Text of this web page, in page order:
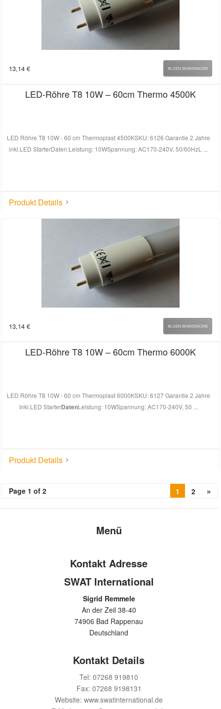
13,14 € IN DEN WARENKORB
LED-Röhre T8 10W – 60cm Thermo 4500K
LED Röhre T8 10W - 60 cm Thermoplast 4500KSKU: 6126 Garantie 2 Jahre
inkl.LED StarterDaten:Leistung: 10WSpannung: AC170-240V, 50/60HzL ...
Produkt Details
13,14 € IN DEN WARENKORB
LED-Röhre T8 10W – 60cm Thermo 6000K
LED Röhre T8 10W - 60 cm Thermoplast 6000KSKU: 6127 Garantie 2 Jahre
Inkl.LED StarterDatenLeistung: 10WSpannung: AC170-240V, 50 ...
Produkt Details
Page 1 of 2 1 2 »
Menü
Kontakt Adresse
SWAT International
Sigrid Remmele
An der Zeil 38-40
74906 Bad Rappenau
Deutschland
Kontakt Details
Tel: 07268 919810
Fax: 07268 9198131
Website: www.swatinternational.de